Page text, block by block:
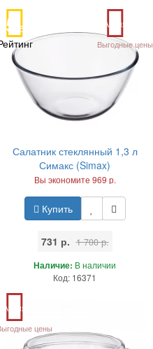
5 /5 Акция
Выгодные цены
Салатник стеклянный 1,3 л
Симакс (Simax)
Вы экономите 969 р.
Купить
731 р. 1 700 р.
Наличие: В наличии
Код: 16371
Акция
цены